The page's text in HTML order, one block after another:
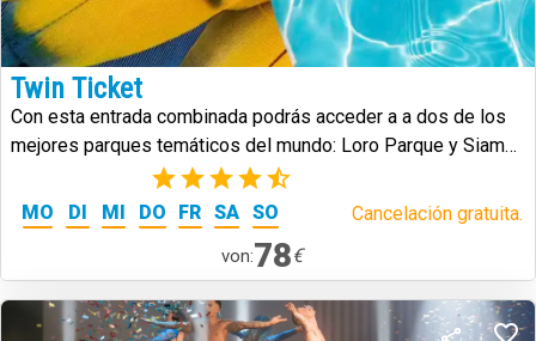
Twin Ticket
Con esta entrada combinada podrás acceder a a dos de los
mejores parques temáticos del mundo: Loro Parque y Siam
(25)
MO DI MI DO FR SA SO Cancelación gratuita.
von:78€